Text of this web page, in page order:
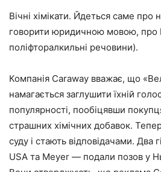
Вічні хімікати. Йдеться саме про
говорити юридичною мовою, про
поліфторалкильні речовини).
Компанія Caraway вважає, що
намагається заглушити їхній
популярності, пообіцявши
страшних хімічних добавок.
суду і стають відповідачами. Два
USA та Meyer — подали позов у